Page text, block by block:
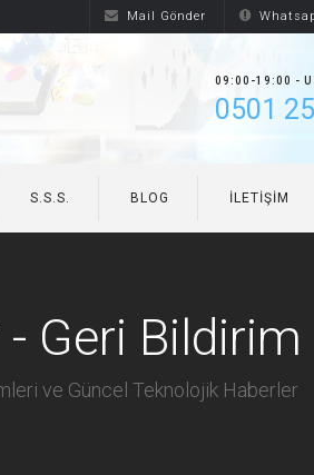
Mail Gönder
09:00-19:00 -
0501
S.S.S. BLOG İLETIŞIM
Geri Bildirim
ve Güncel Teknolojik Haberler